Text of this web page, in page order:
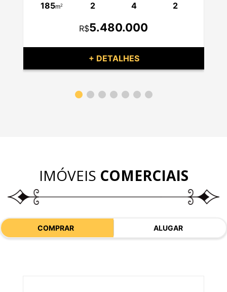
185m2 2 4 2
R$5.480.000
+ DETALHES
IMÓVEIS COMERCIAIS
COMPRAR ALUGAR